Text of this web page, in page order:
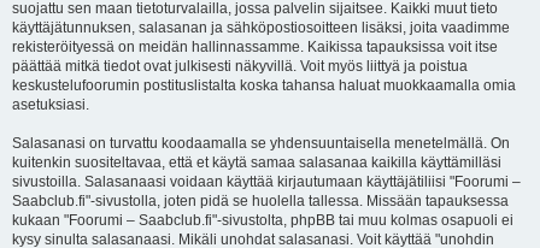
suojattu sen maan tietoturvalailla, jossa palvelin sijaitsee. Kaikki muut tieto
käyttäjätunnuksen, salasanan ja sähköpostiosoitteen lisäksi, joita vaadimme
rekisteröityessä on meidän hallinnassamme. Kaikissa tapauksissa voit itse
päättää mitkä tiedot ovat julkisesti näkyvillä. Voit myös liittyä ja poistua
keskustelufoorumin postituslistalta koska tahansa haluat muokkaamalla omia
asetuksiasi.
Salasanasi on turvattu koodaamalla se yhdensuuntaisella menetelmällä. On
kuitenkin suositeltavaa, että et käytä samaa salasanaa kaikilla käyttämilläsi
sivustoilla. Salasanaasi voidaan käyttää kirjautumaan käyttäjätiliisi "Foorumi –
Saabclub.fi"-sivustolla, joten pidä se huolella tallessa. Missään tapauksessa
kukaan "Foorumi – Saabclub.fi"-sivustolta, phpBB tai muu kolmas osapuoli ei
kysy sinulta salasanaasi. Mikäli unohdat salasanasi. Voit käyttää "unohdin